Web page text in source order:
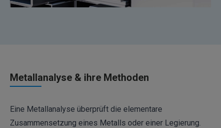
Metallanalyse & ihre Methoden
Eine Metallanalyse überprüft die elementare
Zusammensetzung eines Metalls oder einer Legierung.